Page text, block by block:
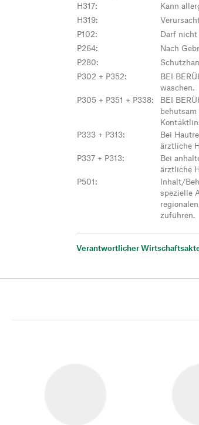
H317:
Kann
H319:
P102:
Darf nicht
P264:
Nach
P280:
P302 + P352:
BEI
waschen.
P305 + P351 + P338:
BEI
P333 + P313:
Bei
ärztliche
P337 + P313:
Bei
ärztliche
P501:
Inhalt/
spezielle
zuführen.
Verantwortlicher